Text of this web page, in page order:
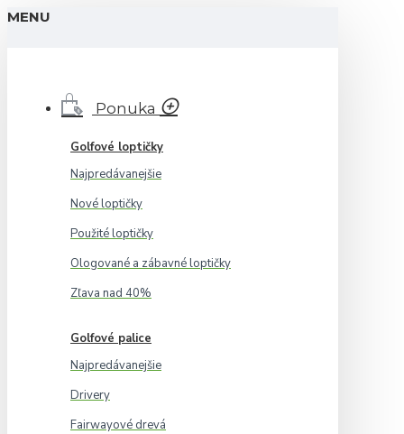
MENU
Ponuka
Golfové loptičky
Najpredávanejšie
Nové loptičky
Použité loptičky
Ologované a zábavné loptičky
Zľava nad 40%
Golfové palice
Najpredávanejšie
Drivery
Fairwayové drevá